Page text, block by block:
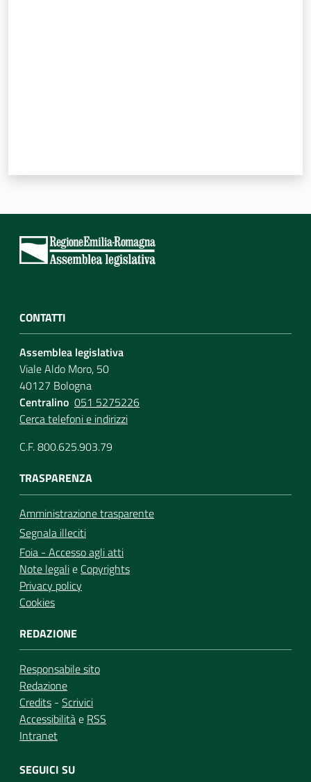
CONTATTI
Assemblea legislativa
Viale Aldo Moro, 50
40127 Bologna
Centralino 051 5275226
Cerca telefoni e indirizzi
C.F. 800.625.903.79
TRASPARENZA
Amministrazione trasparente
Segnala illeciti
Foia - Accesso agli atti
Note legalie Copyrights
Privacy policy
Cookies
REDAZIONE
Responsabile sito
Redazione
Credits - Scrivici
Accessibilitàe RSS
Intranet
SEGUICI SU